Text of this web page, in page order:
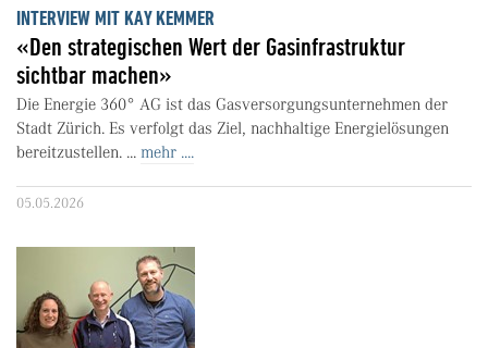
INTERVIEW MIT KAY KEMMER
«Den strategischen Wert der Gasinfrastruktur
sichtbar machen»
Die Energie 360° AG ist das Gasversorgungsunternehmen der
Stadt Zürich. Es verfolgt das Ziel, nachhaltige Energielösungen
bereitzustellen. ... mehr ....
05.05.2026